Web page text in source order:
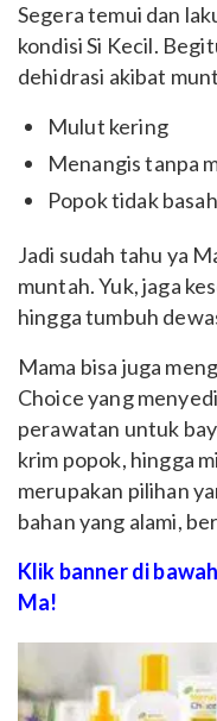
Segera temui dan
kondisi Si Kecil.
dehidrasi akibat
Mulut kering
Menangis tanpa
Popok tidak
Jadi sudah tahu ya
muntah. Yuk, jaga
hingga tumbuh
Mama bisa juga
Choice yang
perawatan untuk
krim popok, hingga
merupakan pilihan
bahan yang alami,
Klik banner di
Ma!